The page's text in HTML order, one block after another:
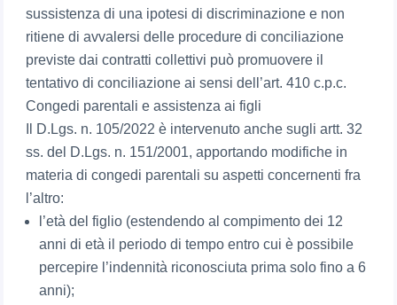
sussistenza di una ipotesi di discriminazione e non
ritiene di avvalersi delle procedure di conciliazione
previste dai contratti collettivi può promuovere il
tentativo di conciliazione ai sensi dell’art. 410 c.p.c.
Congedi parentali e assistenza ai figli
Il D.Lgs. n. 105/2022 è intervenuto anche sugli artt. 32
ss. del D.Lgs. n. 151/2001, apportando modifiche in
materia di congedi parentali su aspetti concernenti fra
l’altro:
l’età del figlio (estendendo al compimento dei 12
anni di età il periodo di tempo entro cui è possibile
percepire l’indennità riconosciuta prima solo fino a 6
anni);